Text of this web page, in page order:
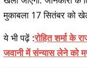
मुकाबला 17 सितंबर को
ये भी पढ़ें :रोहित शर्मा के
जवानी में संन्यास लेने को